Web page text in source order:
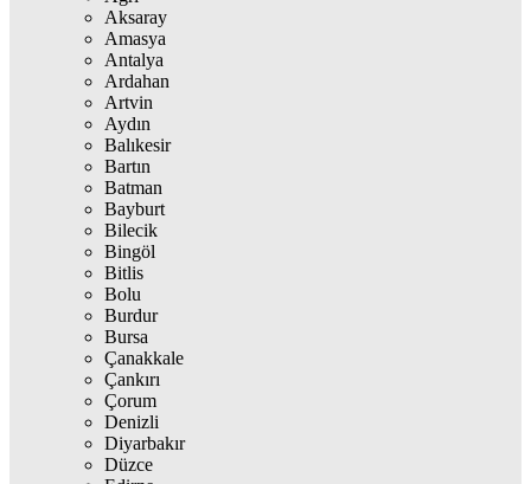
Aksaray
Amasya
Antalya
Ardahan
Artvin
Aydın
Balıkesir
Bartın
Batman
Bayburt
Bilecik
Bingöl
Bitlis
Bolu
Burdur
Bursa
Çanakkale
Çankırı
Çorum
Denizli
Diyarbakır
Düzce